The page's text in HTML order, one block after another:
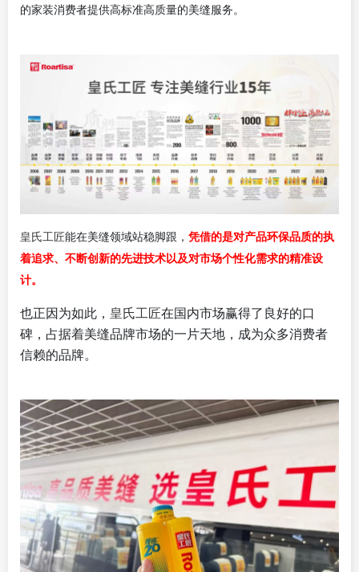
的家装消费者提供高标准高质量的美缝服务。
皇氏工匠能在美缝领域站稳脚跟， 凭借的是对产品环保品质的执
着追求、不断创新的先进技术以及对市场个性化需求的精准设
计。
也正因为如此， 皇氏工匠在国内市场赢得了良好的口
碑，占据着美缝品牌市场的一片天地，成为众多消费者
信赖的品牌。